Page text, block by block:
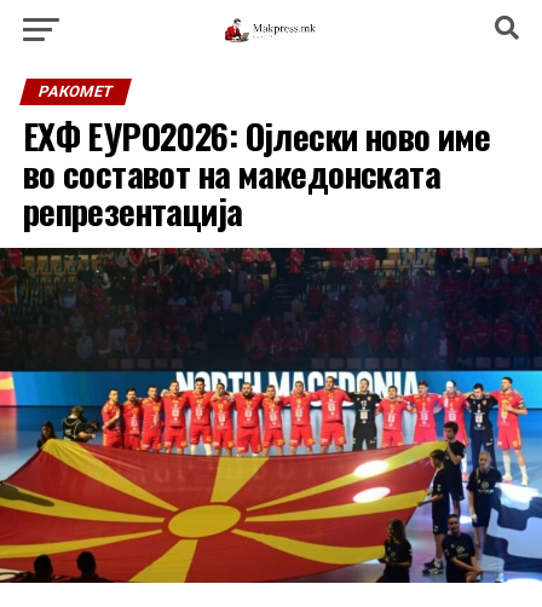
РАКОМЕТ
ЕХФ ЕУРО2026: Ојлески ново име
во составот на македонската
репрезентација